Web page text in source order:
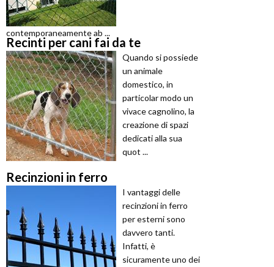
contemporaneamente ab ...
Recinti per cani fai da te
Quando si possiede
un animale
domestico, in
particolar modo un
vivace cagnolino, la
creazione di spazi
dedicati alla sua
quot ...
Recinzioni in ferro
I vantaggi delle
recinzioni in ferro
per esterni sono
davvero tanti.
Infatti, è
sicuramente uno dei